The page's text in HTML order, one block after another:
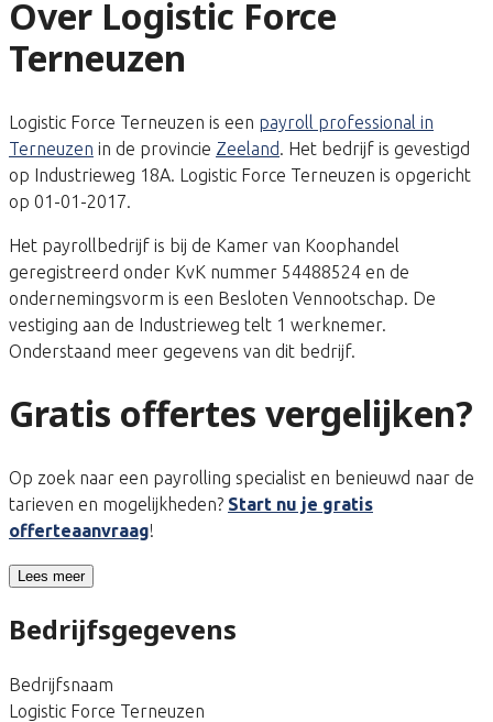
Over Logistic Force
Terneuzen
Logistic Force Terneuzen is een payroll professional in
Terneuzen in de provincie Zeeland. Het bedrijf is gevestigd
op Industrieweg 18A. Logistic Force Terneuzen is opgericht
op 01-01-2017.
Het payrollbedrijf is bij de Kamer van Koophandel
geregistreerd onder KvK nummer 54488524 en de
ondernemingsvorm is een Besloten Vennootschap. De
vestiging aan de Industrieweg telt 1 werknemer.
Onderstaand meer gegevens van dit bedrijf.
Gratis offertes vergelijken?
Op zoek naar een payrolling specialist en benieuwd naar de
tarieven en mogelijkheden? Start nu je gratis
offerteaanvraag!
Lees meer
Bedrijfsgegevens
Bedrijfsnaam
Logistic Force Terneuzen